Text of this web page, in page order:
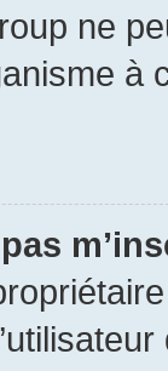
ne